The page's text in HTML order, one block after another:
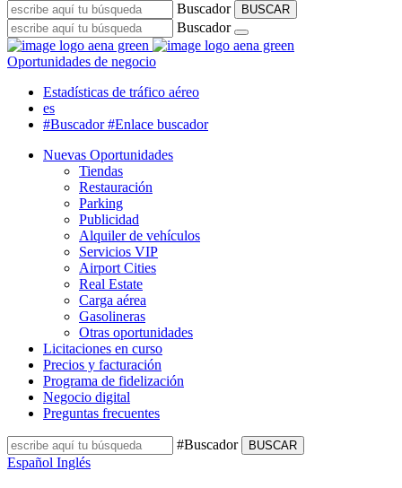
Buscador BUSCAR
Buscador
Oportunidades de negocio
Estadísticas de tráfico aéreo
es
#Buscador #Enlace buscador
Nuevas Oportunidades
Tiendas
Restauración
Parking
Publicidad
Alquiler de vehículos
Servicios VIP
Airport Cities
Real Estate
Carga aérea
Gasolineras
Otras oportunidades
Licitaciones en curso
Precios y facturación
Programa de fidelización
Negocio digital
Preguntas frecuentes
#Buscador BUSCAR
Español Inglés